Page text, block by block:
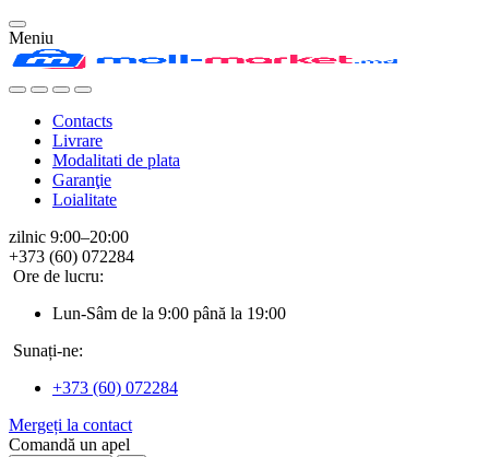
Meniu
Contacts
Livrare
Modalitati de plata
Garanţie
Loialitate
zilnic 9:00–20:00
+373 (60) 072284
Ore de lucru:
Lun-Sâm de la 9:00 până la 19:00
Sunați-ne:
+373 (60) 072284
Mergeți la contact
Comandă un apel